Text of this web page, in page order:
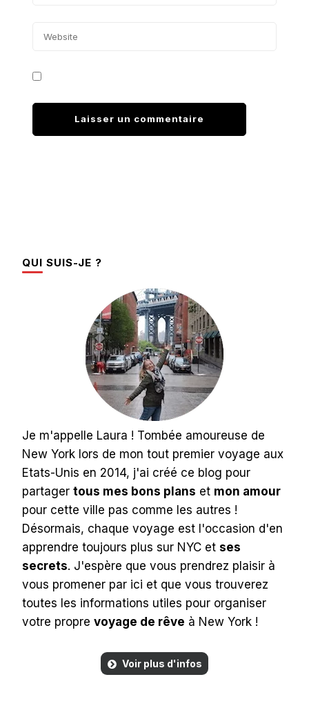
QUI SUIS-JE ?
Je m'appelle Laura ! Tombée amoureuse de
New York lors de mon tout premier voyage aux
Etats-Unis en 2014, j'ai créé ce blog pour
partager tous mes bons plans et mon amour
pour cette ville pas comme les autres !
Désormais, chaque voyage est l'occasion d'en
apprendre toujours plus sur NYC et ses
secrets. J'espère que vous prendrez plaisir à
vous promener par ici et que vous trouverez
toutes les informations utiles pour organiser
votre propre voyage de rêve à New York !
Voir plus d'infos